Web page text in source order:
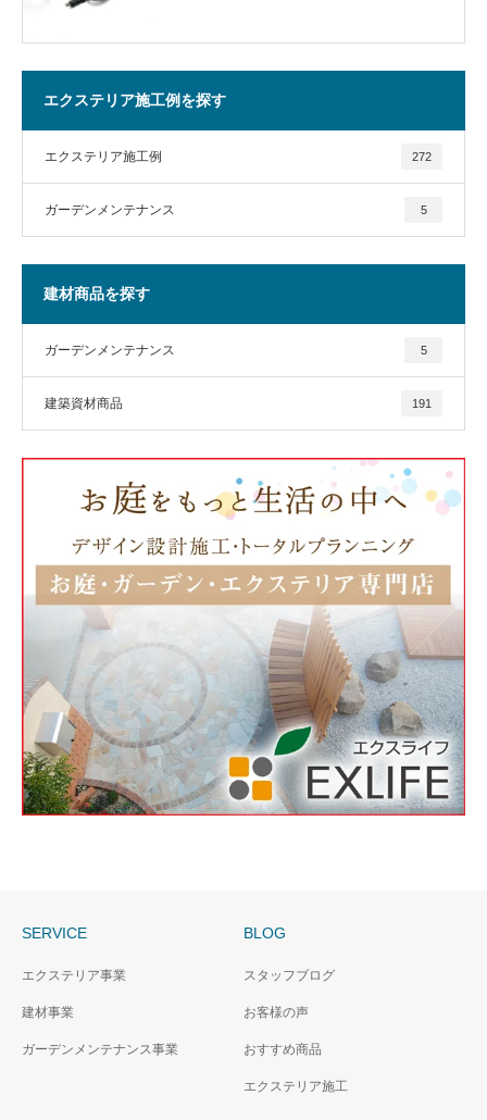
エクステリア施工例を探す
エクステリア施工例 272
ガーデンメンテナンス 5
建材商品を探す
ガーデンメンテナンス 5
建築資材商品 191
SERVICE
エクステリア事業
建材事業
ガーデンメンテナンス事業
BLOG
スタッフブログ
お客様の声
おすすめ商品
エクステリア施工